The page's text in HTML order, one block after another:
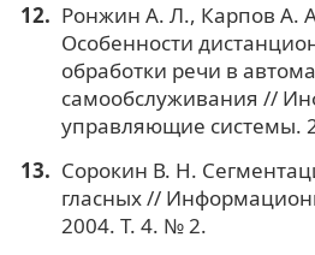
Ронжин А. Л., Карпов А.
Особенности
обработки речи в
самообслуживания //
управляющие системы.
Сорокин В. Н.
гласных //
2004. Т. 4. № 2.